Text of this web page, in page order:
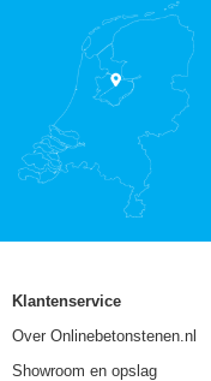
Klantenservice
Over Onlinebetonstenen.nl
Showroom en opslag